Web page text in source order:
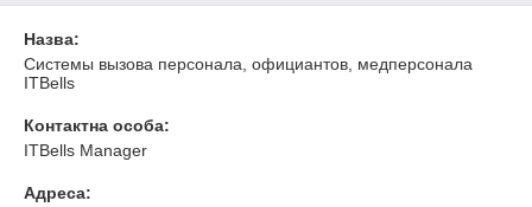
Назва:
Системы вызова персонала, официантов, медперсонала
ITBells
Контактна особа:
ITBells Manager
Адреса: